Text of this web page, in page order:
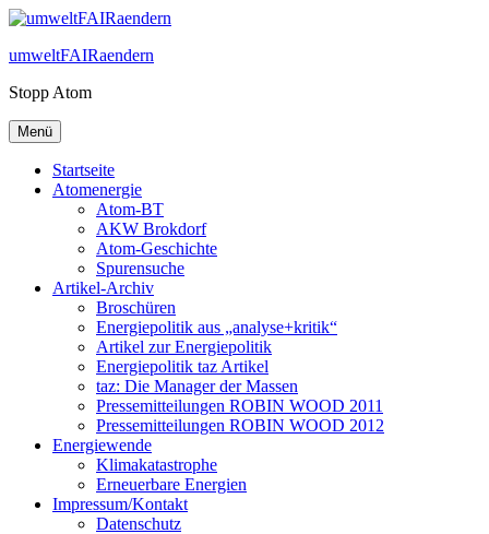
Zum
springen
umweltFAIRaendern
Stopp Atom
Menü
Startseite
Atomenergie
Atom-BT
AKW Brokdorf
Atom-Geschichte
Spurensuche
Artikel-Archiv
Broschüren
Energiepolitik aus „analyse+kritik“
Artikel zur Energiepolitik
Energiepolitik taz Artikel
taz: Die Manager der Massen
Pressemitteilungen ROBIN WOOD 2011
Pressemitteilungen ROBIN WOOD 2012
Energiewende
Klimakatastrophe
Erneuerbare Energien
Impressum/Kontakt
Datenschutz